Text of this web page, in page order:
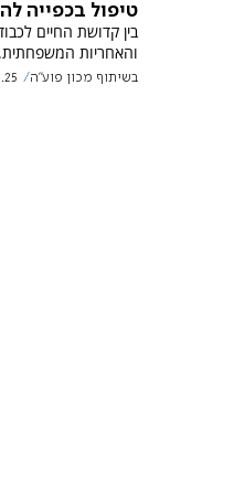
טיפול בכפייה
בין קדושת החיים
והאחריות
בשיתוף מכון פוע''ה